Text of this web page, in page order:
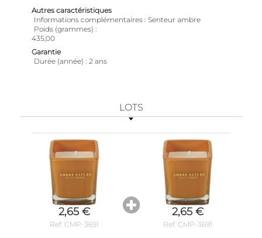
Autres caractéristiques
Informations complémentaires Senteur ambre
Poids (grammes)
435,00
Garantie
Durée (année)
2 ans
LOTS
2,65 €
Ref. CMP-3691
2,65 €
Ref. CMP-3691